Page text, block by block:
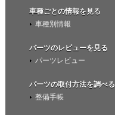
車種ごとの情報を見る
車種別情報
パーツのレビューを見る
パーツレビュー
パーツの取付方法を調べる
整備手帳